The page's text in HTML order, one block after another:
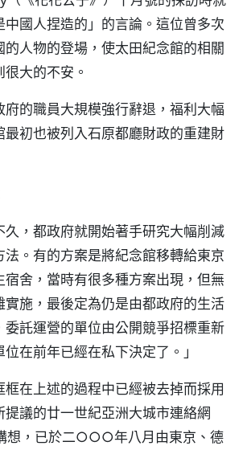
中國人捏造的」的言論。這位曾多次
人物的登場，使太田紀念館的相關
大的不安。
府的職員大規模強行辭退，福利大幅
最初也被列入石原都廳財政的重建財
久，都政府就開始著手研究大幅削減
。有的方案是將紀念館移轉給東京
舍，當時有很多種方案出現，但無
實施，最後定為仍是由都政府的生活
委託運營的單位由公開競爭招標重新
在前年已經在私下決定了。」
框在上述的過程中已經被去掉而採用
提議的廿一世紀亞洲大城市連絡網
想，已於二○○○年八月由東京、德